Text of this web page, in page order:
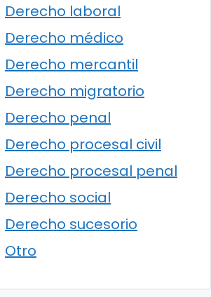
Derecho laboral
Derecho médico
Derecho mercantil
Derecho migratorio
Derecho penal
Derecho procesal civil
Derecho procesal penal
Derecho social
Derecho sucesorio
Otro